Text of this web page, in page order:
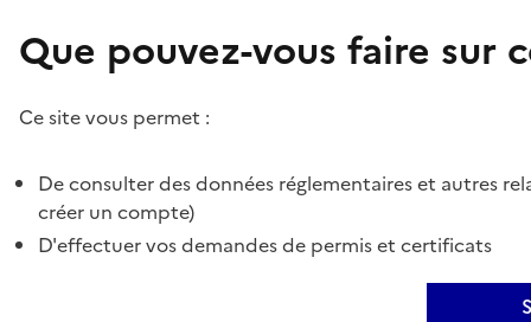
Que pouvez-vous faire sur
Ce site vous permet :
De consulter des données réglementaires et autres
créer un compte)
D'effectuer vos demandes de permis et certificats